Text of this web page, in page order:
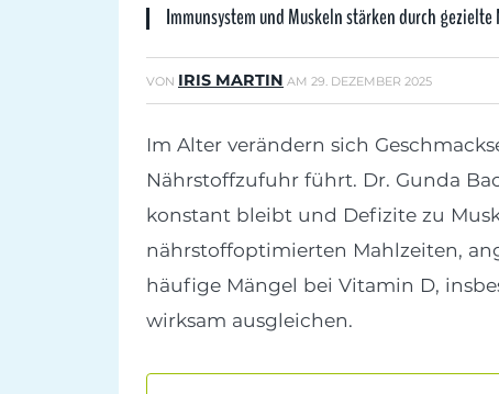
Immunsystem und Muskeln stärken durch
VON IRIS MARTIN AM 29. DEZEMBER 2025
Im Alter verändern sich
Nährstoffzufuhr führt. Dr. Gunda
konstant bleibt und Defizite zu
nährstoffoptimierten Mahlzeiten,
häufige Mängel bei Vitamin D,
wirksam ausgleichen.